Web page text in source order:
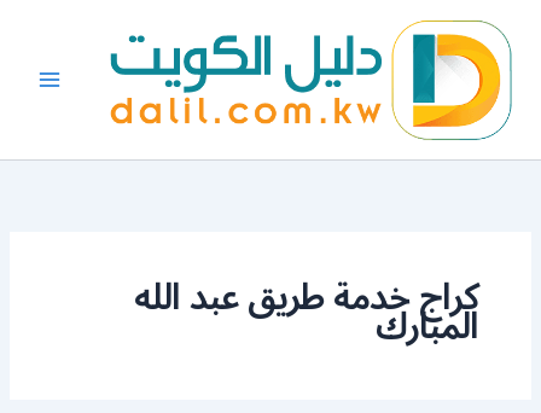
المحتوى
كراج خدمة طريق عبد الله
المبارك